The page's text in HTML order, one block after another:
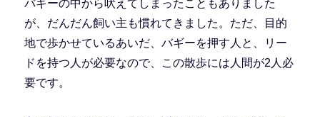
バギーの中から吠えてしまったこともありました
が、だんだん飼い主も慣れてきました。ただ、目的
地で歩かせているあいだ、バギーを押す人と、リー
ドを持つ人が必要なので、この散歩には人間が2人必
要です。